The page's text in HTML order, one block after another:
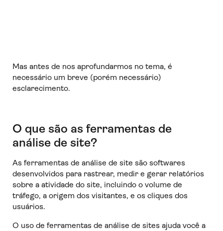
Mas antes de nos aprofundarmos no tema, é
necessário um breve (porém necessário)
esclarecimento.
O que são as ferramentas de
análise de site?
As ferramentas de análise de site são softwares
desenvolvidos para rastrear, medir e gerar relatórios
sobre a atividade do site, incluindo o volume de
tráfego, a origem dos visitantes, e os cliques dos
usuários.
O uso de ferramentas de análise de sites ajuda você a